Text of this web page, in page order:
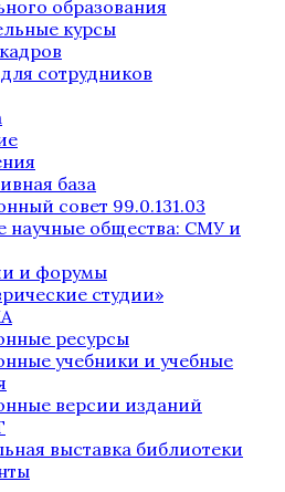
образования
курсы
сотрудников
база
совет 99.0.131.03
общества: СМУ и
и форумы
студии»
ресурсы
учебники и учебные
версии изданий
выставка библиотеки